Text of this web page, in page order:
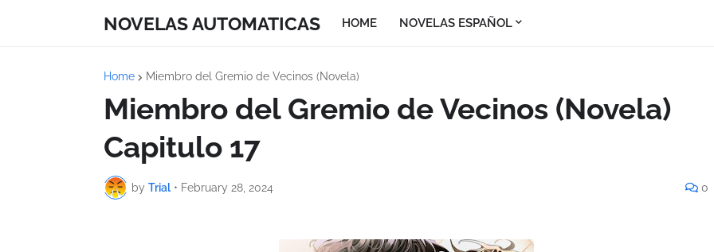
NOVELAS AUTOMATICAS HOME NOVELAS ESPAÑOL
Home Miembro del Gremio de Vecinos (Novela)
Miembro del Gremio de Vecinos (Novela)
Capitulo 17
by Trial • February 28, 2024 0